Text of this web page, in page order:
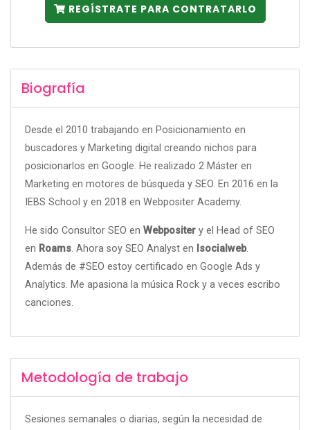
REGÍSTRATE PARA CONTRATARLO
Biografía
Desde el 2010 trabajando en Posicionamiento en
buscadores y Marketing digital creando nichos para
posicionarlos en Google. He realizado 2 Máster en
Marketing en motores de búsqueda y SEO. En 2016 en la
IEBS School y en 2018 en Webpositer Academy.
He sido Consultor SEO en Webpositer y el Head of SEO
en Roams. Ahora soy SEO Analyst en Isocialweb.
Además de #SEO estoy certificado en Google Ads y
Analytics. Me apasiona la música Rock y a veces escribo
canciones.
Metodología de trabajo
Sesiones semanales o diarias, según la necesidad de